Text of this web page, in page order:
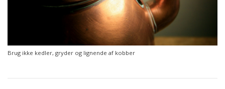
Brug ikke kedler, gryder og lignende af kobber